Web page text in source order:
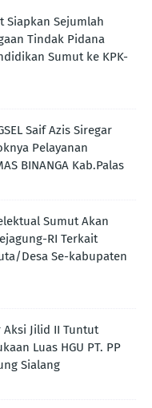
Siapkan Sejumlah
Tindak Pidana
Sumut ke KPK-
Saif Azis Siregar
Pelayanan
BINANGA Kab.Palas
Sumut Akan
RI Terkait
Desa Se-kabupaten
Aksi Jilid II Tuntut
Luas HGU PT. PP
Sialang